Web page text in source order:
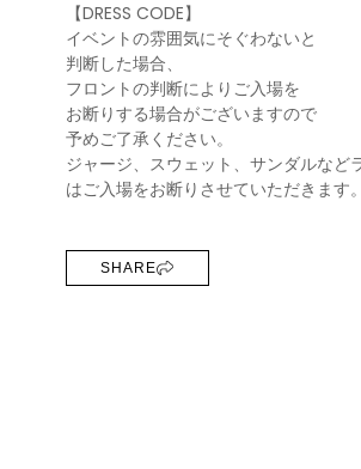
【DRESS CODE】
イベントの雰囲気にそぐわないと
判断した場合、
フロントの判断によりご入場を
お断りする場合がございますので
予めご了承ください。
ジャージ、スウェット、サンダルなど
はご入場をお断りさせていただきます。
SHARE